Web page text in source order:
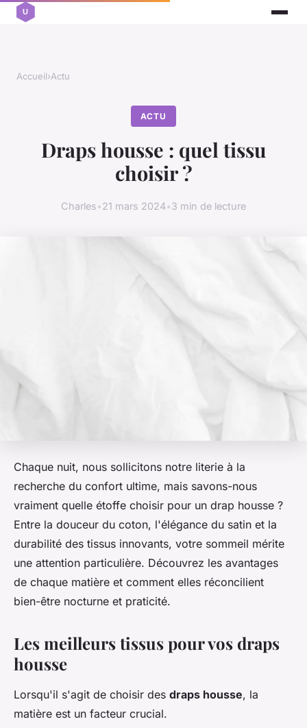
Accueil›Actu
ACTU
Draps housse : quel tissu
choisir ?
Charles•21 mars 2024•3 min de lecture
Chaque nuit, nous sollicitons notre literie à la
recherche du confort ultime, mais savons-nous
vraiment quelle étoffe choisir pour un drap housse ?
Entre la douceur du coton, l'élégance du satin et la
durabilité des tissus innovants, votre sommeil mérite
une attention particulière. Découvrez les avantages
de chaque matière et comment elles réconcilient
bien-être nocturne et praticité.
Les meilleurs tissus pour vos draps
housse
Lorsqu'il s'agit de choisir des draps housse, la
matière est un facteur crucial.